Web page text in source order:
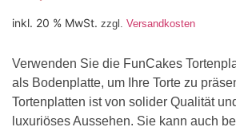
inkl. 20 % MwSt. zzgl. Versandkosten
Verwenden Sie die FunCakes
als Bodenplatte, um Ihre Torte zu
Tortenplatten ist von solider Qualität
luxuriöses Aussehen. Sie kann auch